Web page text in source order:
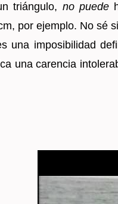
trián­gu­lo, no puede
por ejem­plo. No sé
una im­po­si­bi­li­dad
una ca­ren­cia